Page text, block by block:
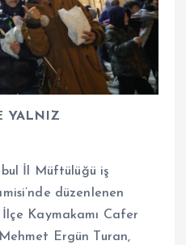
YALNIZ
İl Müftülüğü iş
düzenlenen
Kaymakamı Cafer
Ergün Turan,